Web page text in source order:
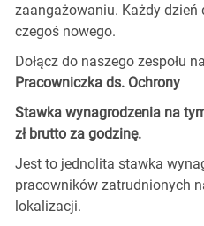
zaangażowaniu. Każdy
czegoś nowego.
Dołącz do naszego zespołu
Pracowniczka ds. Ochrony
Stawka wynagrodzenia na
zł brutto za godzinę.
Jest to jednolita stawka
pracowników zatrudnionych
lokalizacji.